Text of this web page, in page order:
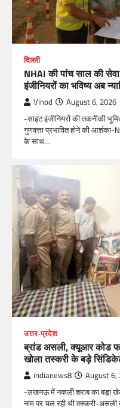
दिल्ली
NHAI की पांच साल की
इंजीनियरों का भविष्य अब
Vinod August 6, 2026
-साइट इंजीनियरों की तकनीकी
गुणवत्ता प्रभावित होने की आशंका-
के साथ…
उत्तर-प्रदेश
ब्रांड असली, क्यूआर कोड
खोला तस्करी के बड़े
indianews8 August 6,
-लखनऊ में नकली शराब का बड़ा
नाम पर चल रही थी तस्करी-